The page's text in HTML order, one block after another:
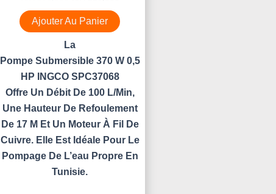
Sur
5
Ajouter Au Panier
La
Pompe Submersible 370 W 0,5
HP INGCO SPC37068
Offre Un Débit De 100 L/min,
Une Hauteur De Refoulement
De 17 M Et Un Moteur À Fil De
Cuivre. Elle Est Idéale Pour Le
Pompage De L’eau Propre En
Tunisie.